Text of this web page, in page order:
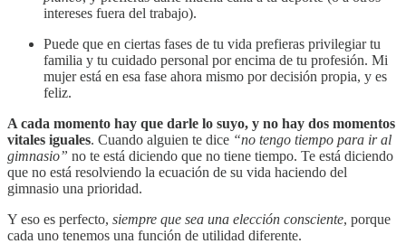
intereses fuera del trabajo).
Puede que en ciertas fases de tu vida prefieras privilegiar tu
familia y tu cuidado personal por encima de tu profesión. Mi
mujer está en esa fase ahora mismo por decisión propia, y es
feliz.
A cada momento hay que darle lo suyo, y no hay dos momentos
vitales iguales. Cuando alguien te dice “no tengo tiempo para ir al
gimnasio” no te está diciendo que no tiene tiempo. Te está diciendo
que no está resolviendo la ecuación de su vida haciendo del
gimnasio una prioridad.
Y eso es perfecto, siempre que sea una elección consciente, porque
cada uno tenemos una función de utilidad diferente.